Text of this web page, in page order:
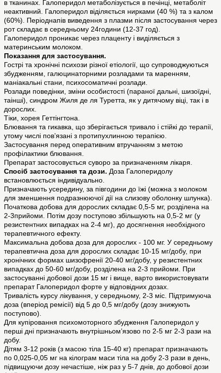
в тканинах. Галоперидол метаболізується в печінці, метаболіт
неактивний. Галоперидол віділяється нирками (40 %) та з калом
(60%). Періоднапів виведення з плазми після застосування через
рот складає в середньому 24години (12-37 год).
Галоперидол проникає через плаценту і виділяється з
материнським молоком.
Показання для застосування.
Гострі та хронічні психози різної етіології, що супроводжуються
збудженням, галюцинаторними розладами та маренням,
маніакальні стани, психосоматичні розлади.
Розлади поведінки, зміни особистості (параної дальні, шизоїдні,
таінші), синдром Жиля де ля Туретта, як у дитячому віці, так і в
дорослих.
Тіки, хорея Геттінгтона.
Блювання та гикавка, що зберігається тривало і стійкі до терапії,
утому числі пов’язані з протипухлинною терапією.
Застосування перед оперативним втручанням з метою
профілактики блювання.
Препарат застосовується суворо за призначенням лікаря.
Спосіб застосування та дози. Доза Галоперидолу
встановлюється індивідуально.
Призначають усередину, за півгодини до їжі (можна з молоком
для зменшення подразнюючої дії на слизову оболонку шлунка).
Початкова добова для дорослих складає 0,5-5 мг, розділена на
2-3прийоми. Потім дозу поступово збільшують на 0,5-2 мг (у
резистентних випадках на 2-4 мг), до досягнення необхідного
терапевтичного ефекту.
Максимальна добова доза для дорослих - 100 мг. У середньому
терапевтична доза для дорослих складає 10-15 мг/добу, при
хронічних формах шизофренії 20-40 мг/добу, у резистентних
випадках до 50-60 мг/добу, розділена на 2-3 прийоми. При
застосуванні добової дози 15 мг і вище, варто використовувати
препарат Галоперидол форте у відповідних дозах.
Тривалість курсу лікування, у середньому, 2-3 міс. Підтримуюча
доза (вперіод ремісії) від 5 до 0,5 мг/добу (дозу знижують
поступово).
Для купіровання психомоторного збудження Галоперидол у
перші дні призначають внутрішньом’язово по 2-5 мг 2-3 рази на
добу.
Дітям 3-12 років (з масою тіла 15-40 кг) препарат призначають
по 0,025-0,05 мг на кілограм маси тіла на добу 2-3 рази в день,
підвищуючи дозу нечастіше, ніж раз у 5-7 днів, до добової дози